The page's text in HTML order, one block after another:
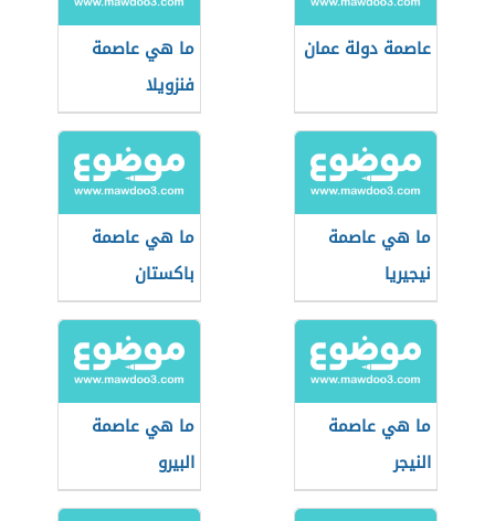
عاصمة دولة عمان
ما هي عاصمة
فنزويلا
ما هي عاصمة
نيجيريا
ما هي عاصمة
باكستان
ما هي عاصمة
النيجر
ما هي عاصمة
البيرو